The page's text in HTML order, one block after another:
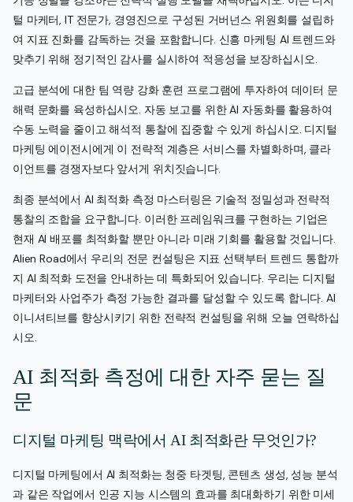
털 마케터, IT 전문가, 경영진으로 구성된 거버넌스 위원회를 설립하
여 지표 진화를 감독하는 것을 포함합니다. 신흥 마케팅 AI 트렌드와
맞추기 위해 정기적인 감사를 실시하여 적응성을 보장하십시오.
고급 분석에 대한 팀 역량 강화 훈련 프로그램에 투자하여 데이터 문
해력 문화를 육성하십시오. 자동 보고를 위한 AI 자동화를 활용하여
수동 노력을 줄이고 해석적 통찰에 집중할 수 있게 하십시오. 디지털
마케팅 에이전시에게 이 전략적 계층은 서비스를 차별화하며, 클라
이언트를 경쟁자보다 앞서게 위치짓습니다.
최종 분석에서 AI 최적화 측정 마스터링은 기술적 정밀성과 전략적
통찰의 조합을 요구합니다. 이러한 프레임워크를 구현하는 기업은
현재 AI 배포를 최적화할 뿐만 아니라 미래 기회를 활용할 것입니다.
Alien Road에서 우리의 전문 컨설팅은 지표 선택부터 트렌드 통합까
지 AI 최적화 도전을 안내하는 데 특화되어 있습니다. 우리는 디지털
마케터와 사업주가 측정 가능한 결과를 달성할 수 있도록 합니다. AI
이니셔티브를 향상시키기 위한 전략적 컨설팅을 위해 오늘 연락하십
시오.
AI 최적화 측정에 대한 자주 묻는 질
문
디지털 마케팅 맥락에서 AI 최적화란 무엇인가?
디지털 마케팅에서 AI 최적화는 청중 타겟팅, 콘텐츠 생성, 성능 분석
과 같은 작업에서 인공 지능 시스템의 효과를 최대화하기 위한 미세